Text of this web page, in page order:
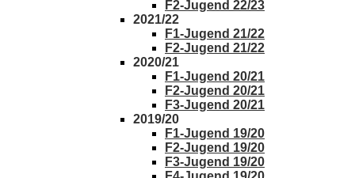
F2-Jugend 22/23
2021/22
F1-Jugend 21/22
F2-Jugend 21/22
2020/21
F1-Jugend 20/21
F2-Jugend 20/21
F3-Jugend 20/21
2019/20
F1-Jugend 19/20
F2-Jugend 19/20
F3-Jugend 19/20